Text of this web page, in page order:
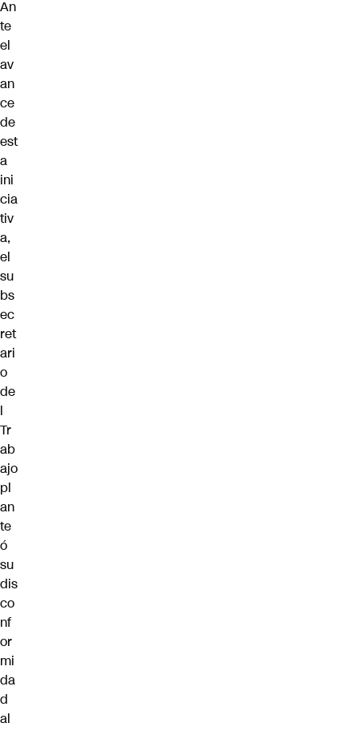
An
te
el
av
an
ce
de
est
a
ini
cia
tiv
a,
el
su
bs
ec
ret
ari
o
de
l
Tr
ab
ajo
pl
an
te
ó
su
dis
co
nf
or
mi
da
d
al